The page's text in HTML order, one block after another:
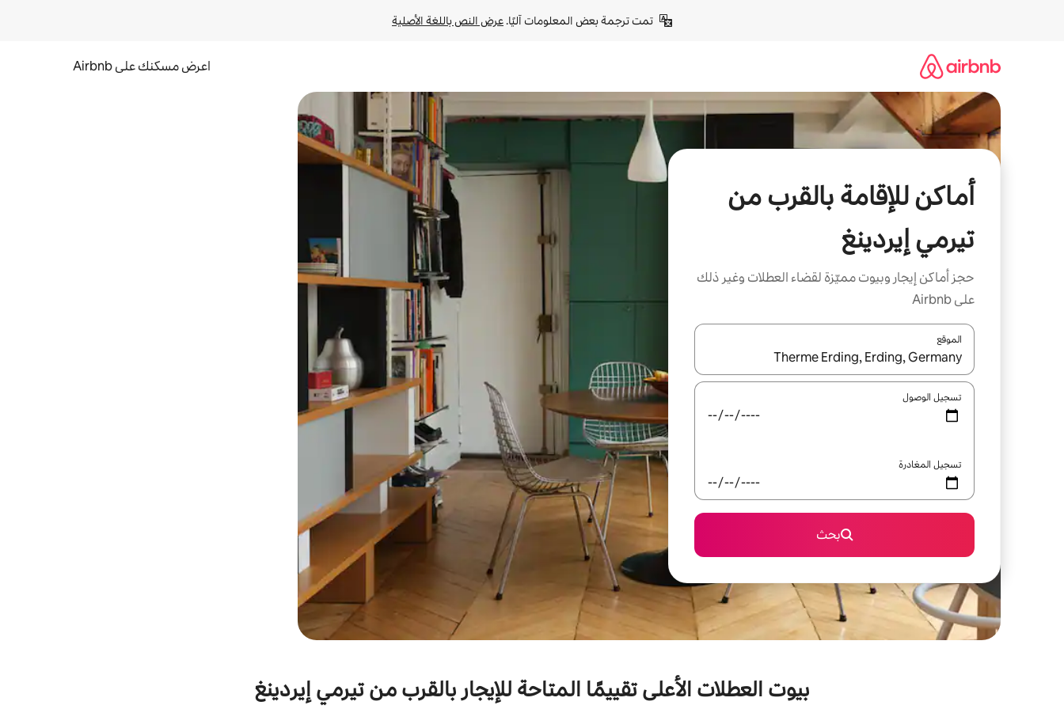
تمت ترجمة بعض المعلومات آليًا. عرض النص باللغة الأصلية
اعرض مسكنك على Airbnb
أماكن للإقامة بالقرب من
تيرمي إيردينغ
حجز أماكن إيجار وبيوت مميّزة لقضاء العطلات وغير ذلك
على Airbnb
الموقع
عند توفر النتائج، انتقل باستخدام السهمين لأعلى ولأسفل أو استكشف عن طريق اللمس أو السحب.
تسجيل الوصول
تسجيل المغادرة
بحث
بيوت العطلات الأعلى تقييمًا المتاحة للإيجار بالقرب من تيرمي إيردينغ